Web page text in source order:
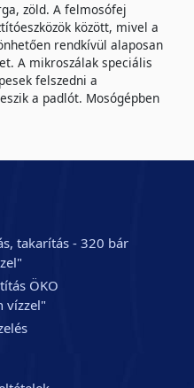
zöld. A felmosófej
között, mivel a
rendkívül alaposan
A mikroszálak speciális
felszedni a
a padlót. Mosógépben
takarítás - 320 bár
ÖKO
vízzel"